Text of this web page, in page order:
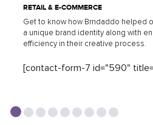
RETAIL & E-COMMERCE
Get to know how Brndaddo helped
a unique brand identity along with
efficiency in their creative process.
[contact-form-7 id="590"